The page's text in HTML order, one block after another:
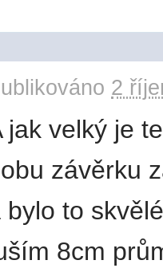
2
jak velký je
závěrku
bylo to
8cm